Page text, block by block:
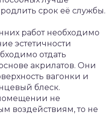
срок её службы.
работ необходимо
эстетичности
отдать
акрилатов. Они
вагонки и
блеск.
не
воздействиям, то не